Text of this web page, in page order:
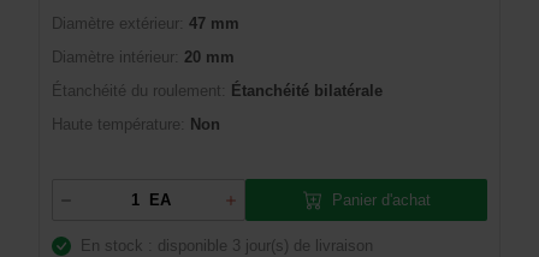
Diamètre extérieur: 47 mm
Diamètre intérieur: 20 mm
Étanchéité du roulement:
Étanchéité bilatérale
Haute température:
Non
EA Panier d'achat
En stock : disponible 3 jour(s) de livraison